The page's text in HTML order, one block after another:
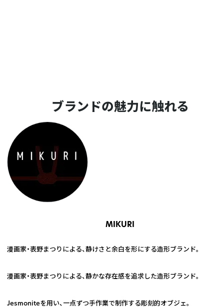
ブランドの魅力に触れる
MIKURI
漫画家・表野まつりによる、静けさと余白を形にする造形ブランド。
漫画家・表野まつりによる、静かな存在感を追求した造形ブランド。
Jesmoniteを用い、一点ずつ手作業で制作する彫刻的オブジェ。